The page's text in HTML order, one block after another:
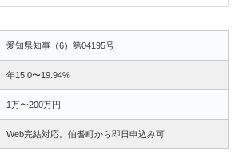
愛知県知事（6）第04195号
年15.0〜19.94%
1万〜200万円
Web完結対応。伯耆町から即日申込み可